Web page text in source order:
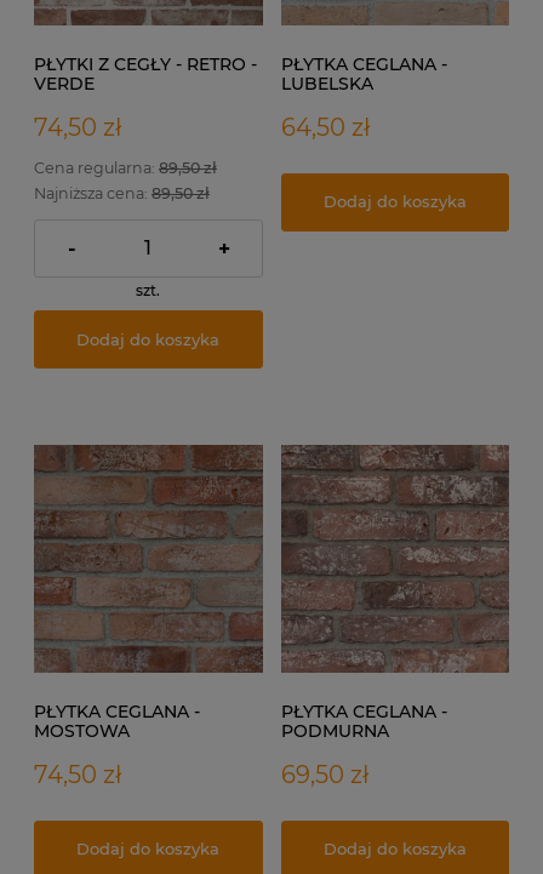
PŁYTKI Z CEGŁY - RETRO -
VERDE
74,50 zł
Cena regularna: 89,50 zł
Najniższa cena: 89,50 zł
- +
szt.
Dodaj do koszyka
PŁYTKA CEGLANA -
LUBELSKA
64,50 zł
Dodaj do koszyka
PŁYTKA CEGLANA -
MOSTOWA
74,50 zł
Dodaj do koszyka
PŁYTKA CEGLANA -
PODMURNA
69,50 zł
Dodaj do koszyka